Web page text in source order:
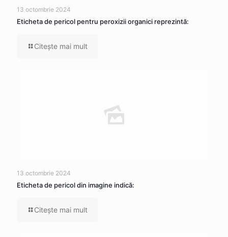
13 octombrie 2024
Eticheta de pericol pentru peroxizii organici reprezintă:
Citeşte mai mult
13 octombrie 2024
Eticheta de pericol din imagine indică:
Citeşte mai mult